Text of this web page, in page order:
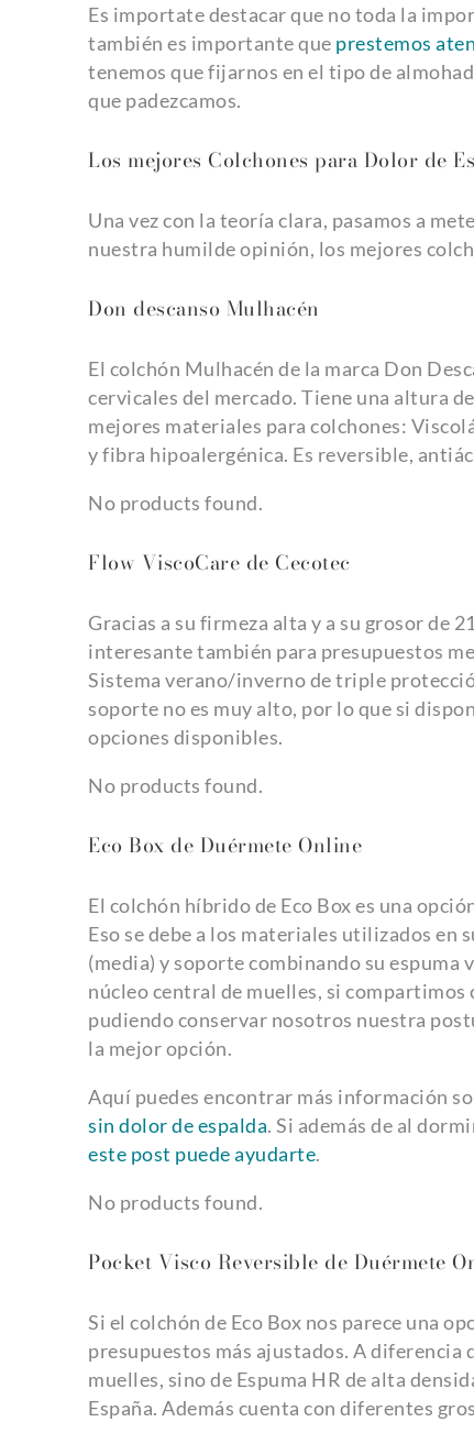
Es importate destacar que no toda la
también es importante que prestemos
tenemos que fijarnos en el tipo de
que padezcamos.
Los mejores Colchones para Dolor de
Una vez con la teoría clara, pasamos a
nuestra humilde opinión, los mejores
Don descanso Mulhacén
El colchón Mulhacén de la marca Don
cervicales del mercado. Tiene una altura
mejores materiales para colchones:
y fibra hipoalergénica. Es reversible,
No products found.
Flow ViscoCare de Cecotec
Gracias a su firmeza alta y a su grosor de
interesante también para presupuestos
Sistema verano/inverno de triple
soporte no es muy alto, por lo que si
opciones disponibles.
No products found.
Eco Box de Duérmete Online
El colchón híbrido de Eco Box es una
Eso se debe a los materiales utilizados
(media) y soporte combinando su espuma
núcleo central de muelles, si
pudiendo conservar nosotros nuestra
la mejor opción.
Aquí puedes encontrar más información
sin dolor de espalda. Si además de al
este post puede ayudarte.
No products found.
Pocket Visco Reversible de Duérmete
Si el colchón de Eco Box nos parece una
presupuestos más ajustados. A diferencia
muelles, sino de Espuma HR de alta
España. Además cuenta con diferentes